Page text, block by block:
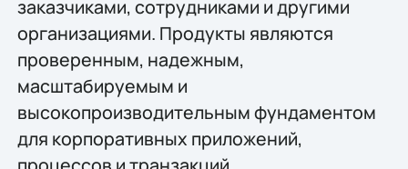
заказчиками, сотрудниками и другими
организациями. Продукты являются
проверенным, надежным,
масштабируемым и
высокопроизводительным фундаментом
для корпоративных приложений,